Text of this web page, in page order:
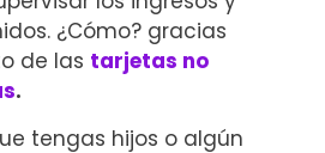
¿Cómo? gracias
de las tarjetas no
.
tengas hijos o algún